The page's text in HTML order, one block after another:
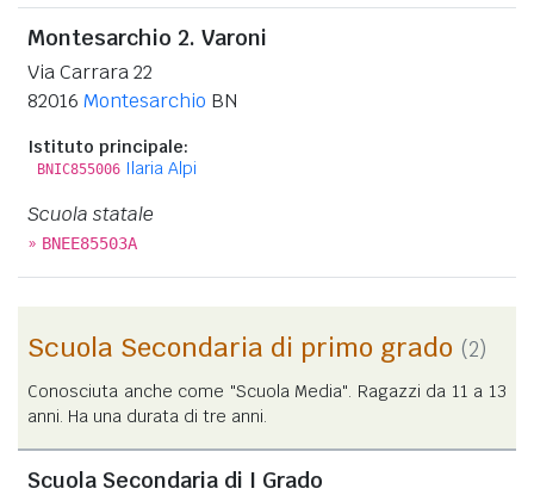
Montesarchio 2. Varoni
Via Carrara 22
82016 Montesarchio BN
Istituto principale:
BNIC855006 Ilaria Alpi
Scuola statale
» BNEE85503A
Scuola Secondaria di primo grado (2)
Conosciuta anche come "Scuola Media". Ragazzi da 11 a 13
anni. Ha una durata di tre anni.
Scuola Secondaria di I Grado